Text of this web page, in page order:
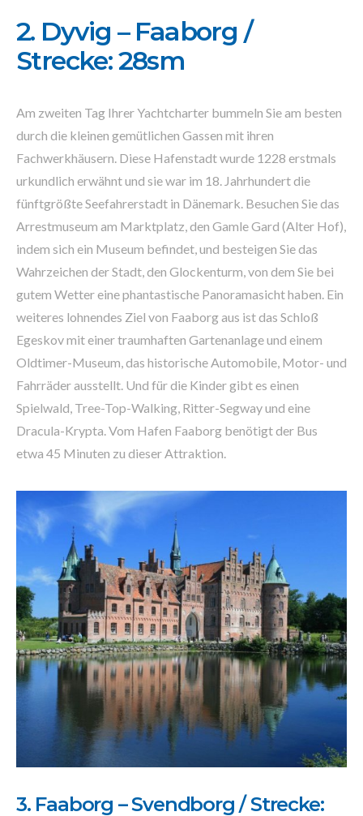
2. Dyvig – Faaborg /
Strecke: 28sm
Am zweiten Tag Ihrer Yachtcharter bummeln Sie am besten
durch die kleinen gemütlichen Gassen mit ihren
Fachwerkhäusern. Diese Hafenstadt wurde 1228 erstmals
urkundlich erwähnt und sie war im 18. Jahrhundert die
fünftgrößte Seefahrerstadt in Dänemark. Besuchen Sie das
Arrestmuseum am Marktplatz, den Gamle Gard (Alter Hof),
indem sich ein Museum befindet, und besteigen Sie das
Wahrzeichen der Stadt, den Glockenturm, von dem Sie bei
gutem Wetter eine phantastische Panoramasicht haben. Ein
weiteres lohnendes Ziel von Faaborg aus ist das Schloß
Egeskov mit einer traumhaften Gartenanlage und einem
Oldtimer-Museum, das historische Automobile, Motor- und
Fahrräder ausstellt. Und für die Kinder gibt es einen
Spielwald, Tree-Top-Walking, Ritter-Segway und eine
Dracula-Krypta. Vom Hafen Faaborg benötigt der Bus
etwa 45 Minuten zu dieser Attraktion.
3. Faaborg – Svendborg / Strecke: